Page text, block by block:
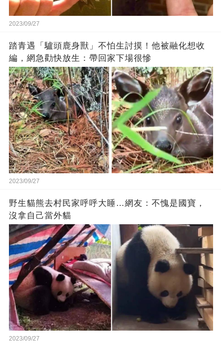
2023/09/27
踏青遇「驢頭鹿身獸」不怕生討摸！他被融化想收
編，網急勸快放生：帶回家下場很慘
2023/09/27
野生貓熊去村民家呼呼大睡…網友：不愧是國寶，
沒拿自己當外貓
2023/09/27